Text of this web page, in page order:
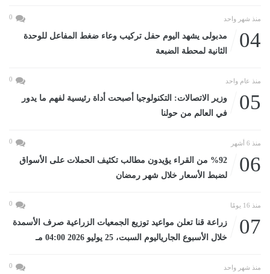
منذ شهر واحد 0
04
مدبولى يشهد اليوم حفل تركيب وعاء ضغط المفاعل للوحدة
الثانية لمحطة الضبعة
منذ عام واحد 0
05
وزير الاتصالات: التكنولوجيا أصبحت أداة رئيسية لفهم ما يدور
في العالم من حولنا
منذ 6 أشهر 0
06
%92 من القراء يؤيدون مطالب تكثيف الحملات على الأسواق
لضبط الأسعار خلال شهر رمضان
منذ 16 يومًا 0
07
زراعة قنا تعلن مواعيد توزيع الجمعيات الزراعية صرف الأسمدة
خلال الأسبوع الجارياليوم السبت، 25 يوليو 2026 04:00 مـ
منذ شهر واحد 0